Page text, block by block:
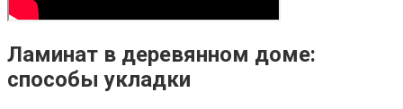
Ламинат в деревянном доме:
способы укладки